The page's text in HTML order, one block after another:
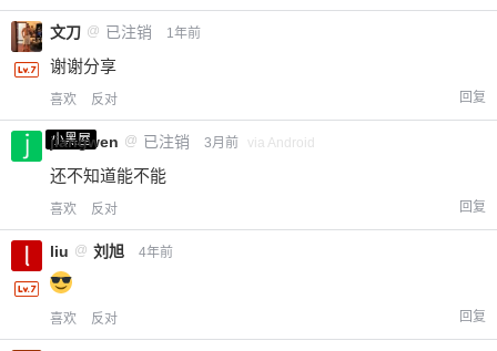
文刀 @ 已注销 1年前
谢谢分享
喜欢 反对 回复
小黑屋
jiangwen @ 已注销 3月前 via Android
还不知道能不能
喜欢 反对 回复
liu @ 刘旭 4年前
喜欢 反对 回复